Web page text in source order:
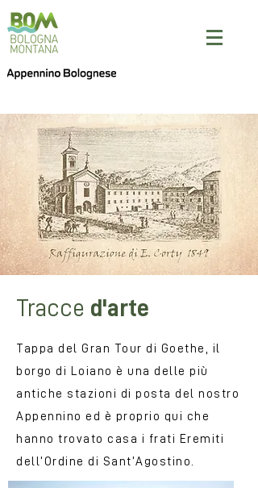
Tracce d'arte
Tappa del Gran Tour di Goethe, il
borgo di Loiano è una delle più
antiche stazioni di posta del nostro
Appennino ed è proprio qui che
hanno trovato casa i frati Eremiti
dell’Ordine di Sant’Agostino.